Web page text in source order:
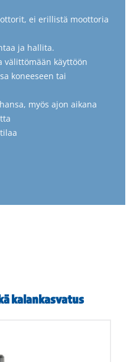
ei erillistä moottoria
ja hallita.
välittömään käyttöön
koneeseen tai
myös ajon aikana
kalankasvatus